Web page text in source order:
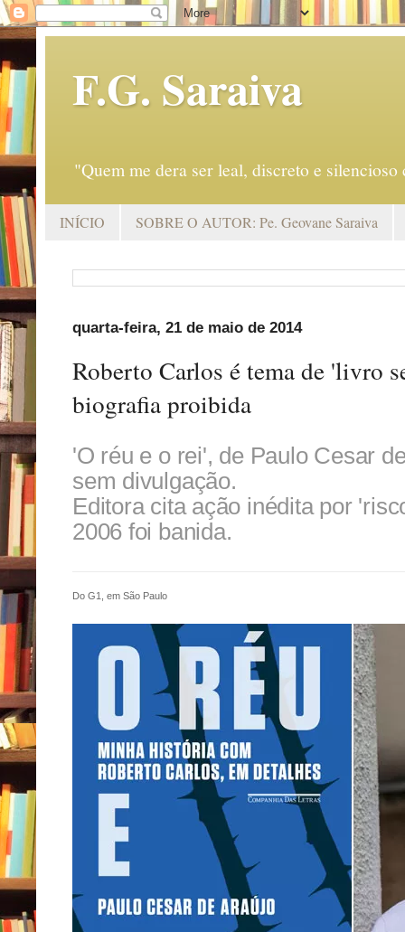
F.G. Saraiva
"Quem me dera ser leal, discreto e
INÍCIO SOBRE O AUTOR: Pe. Geovane Saraiva
quarta-feira, 21 de maio de 2014
Roberto Carlos é tema de 'livro
biografia proibida
'O réu e o rei', de Paulo Cesar
sem divulgação.
Editora cita ação inédita por
2006 foi banida.
Do G1, em São Paulo